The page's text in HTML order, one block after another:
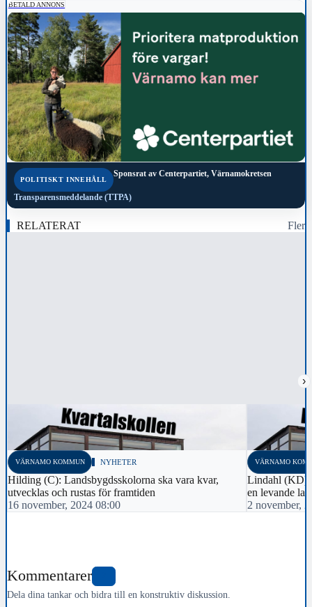
BETALD ANNONS
POLITISKT INNEHÅLL
Sponsrat av Centerpartiet, Värnamokretsen
Transparensmeddelande (TTPA)
RELATERAT Fler
›
VÄRNAMO KOMMUN NYHETER
Hilding (C): Landsbygdsskolorna ska vara kvar,
utvecklas och rustas för framtiden
16 november, 2024 08:00
VÄRNAMO
Lindahl (KD):
en levande
2 november,
Kommentarer
Dela dina tankar och bidra till en konstruktiv diskussion.